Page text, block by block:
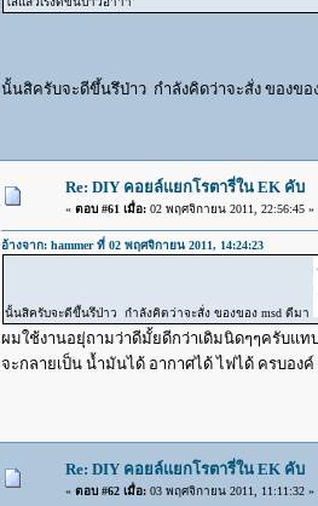
นั้นสิครับจะดีขึ้นรึป่าว กำลังคิดว่าจะสั่ง ของขอ
Re: DIY คอยล์แยกโรตารี่ใน EK คับ
« ตอบ #61 เมื่อ:02 พฤศจิกายน 2011, 22:56:45 »
อ้างจาก: hammer ที่ 02 พฤศจิกายน 2011, 14:24:23
นั้นสิครับจะดีขึ้นรึป่าว กำลังคิดว่าจะสั่ง ของของ msd ดีมา
ผมใช้งานอยุ่ถามว่าดีมั้ยดีกว่าเดิมนิดๆๆครับแท
จะกลายเป็น น้ำมันได้ อากาศได้ ไฟได้ ครบอง
Re: DIY คอยล์แยกโรตารี่ใน EK คับ
« ตอบ #62 เมื่อ:03 พฤศจิกายน 2011, 11:11:32 »